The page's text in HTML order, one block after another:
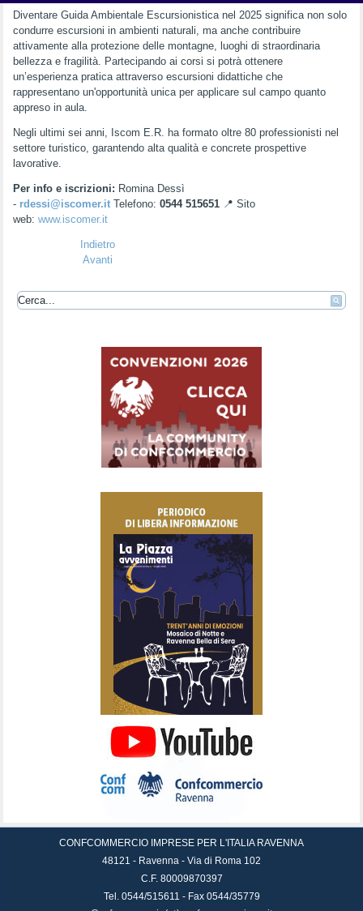
Diventare Guida Ambientale Escursionistica nel 2025 significa non solo
condurre escursioni in ambienti naturali, ma anche contribuire
attivamente alla protezione delle montagne, luoghi di straordinaria
bellezza e fragilità. Partecipando ai corsi si potrà ottenere
un’esperienza pratica attraverso escursioni didattiche che
rappresentano un'opportunità unica per applicare sul campo quanto
appreso in aula.
Negli ultimi sei anni, Iscom E.R. ha formato oltre 80 professionisti nel
settore turistico, garantendo alta qualità e concrete prospettive
lavorative.
Per info e iscrizioni: Romina Dessì
- rdessi@iscomer.it Telefono:0544 515651 📍 Sito
web:www.iscomer.it
Indietro
Avanti
CONFCOMMERCIO IMPRESE PER L'ITALIA RAVENNA
48121 - Ravenna - Via di Roma 102
C.F. 80009870397
Tel. 0544/515611 - Fax 0544/35779